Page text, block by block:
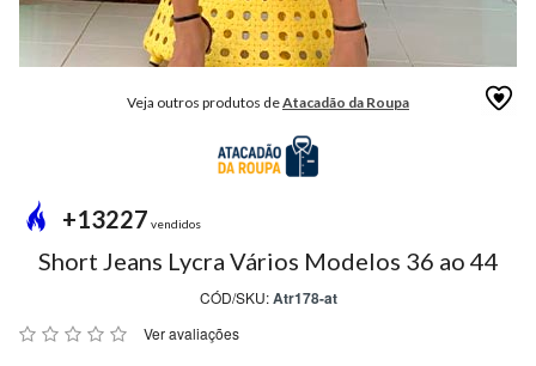
PREÇO
ÚNICO
BLUSAS
Veja outros produtos deAtacadão da Roupa
+13227 vendidos
Short Jeans Lycra Vários Modelos 36 ao 44
CÓD/SKU:Atr178-at
Ver avaliações